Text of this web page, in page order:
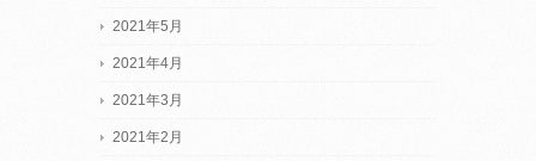
2021年5月
2021年4月
2021年3月
2021年2月